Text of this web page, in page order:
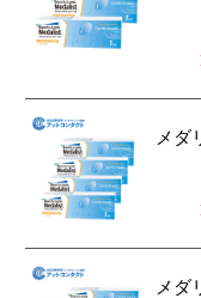
メダ
メダ